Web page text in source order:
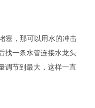
塞，那可以用水的冲击
找一条水管连接水龙头
调节到最大，这样一直